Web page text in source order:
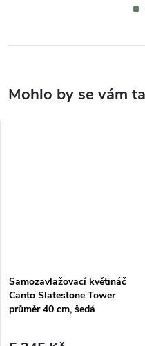
Samozavlažovací květináč
Canto Slatestone Tower
průměr 40 cm, šedá